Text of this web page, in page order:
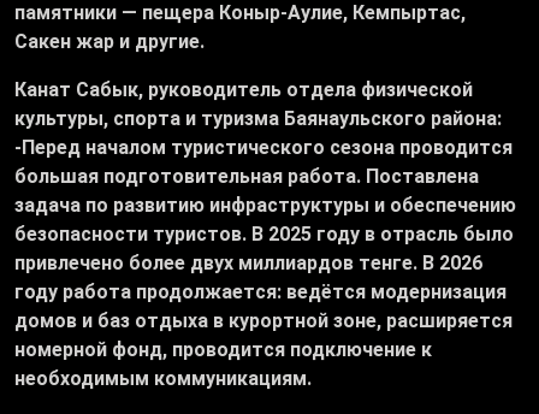
памятники — пещера Коныр-Аулие, Кемпыртас,
Сакен жар и другие.
Канат Сабык, руководитель отдела физической
культуры, спорта и туризма Баянаульского района:
-Перед началом туристического сезона проводится
большая подготовительная работа. Поставлена
задача по развитию инфраструктуры и обеспечению
безопасности туристов. В 2025 году в отрасль было
привлечено более двух миллиардов тенге. В 2026
году работа продолжается: ведётся модернизация
домов и баз отдыха в курортной зоне, расширяется
номерной фонд, проводится подключение к
необходимым коммуникациям.